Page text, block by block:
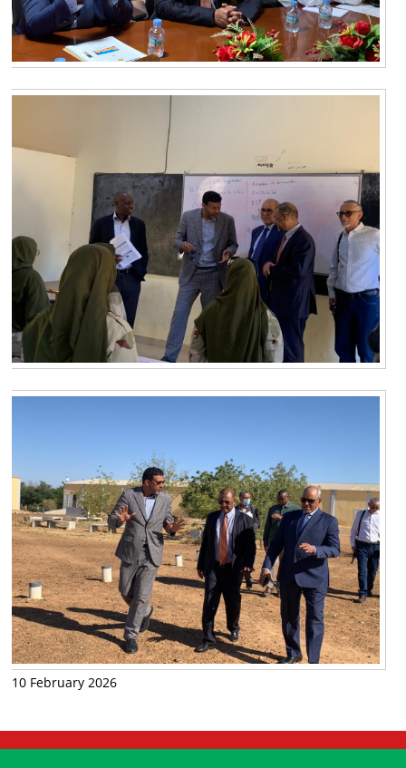
10 February 2026